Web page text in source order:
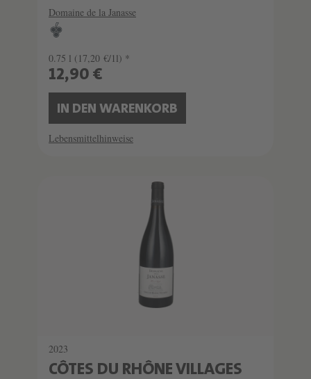
Domaine de la Janasse
0.75 l (17,20 €/1l) *
12,90 €
IN DEN WARENKORB
Lebensmittelhinweise
2023
CÔTES DU RHÔNE VILLAGES